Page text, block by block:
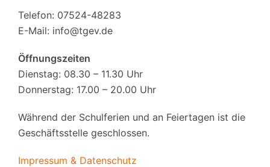
Telefon: 07524-48283
E-Mail: info@tgev.de
Öffnungszeiten
Dienstag: 08.30 – 11.30 Uhr
Donnerstag: 17.00 – 20.00 Uhr
Während der Schulferien und an Feiertagen ist die
Geschäftsstelle geschlossen.
Impressum & Datenschutz